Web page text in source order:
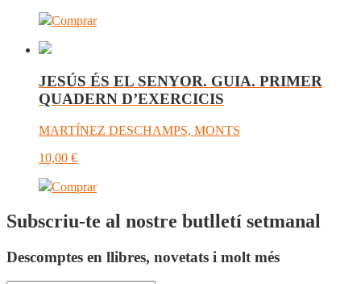
Comprar
JESÚS ÉS EL SENYOR. GUIA. PRIMER
QUADERN D’EXERCICIS
MARTÍNEZ DESCHAMPS, MONTS
10,00 €
Comprar
Subscriu-te al nostre butlletí setmanal
Descomptes en llibres, novetats i molt més